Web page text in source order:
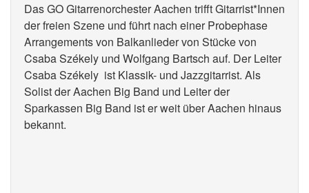
Das GO Gitarrenorchester Aachen trifft Gitarrist*Innen
der freien Szene und führt nach einer Probephase
Arrangements von Balkanlieder von Stücke von
Csaba Székely und Wolfgang Bartsch auf. Der Leiter
Csaba Székely ist Klassik- und Jazzgitarrist. Als
Solist der Aachen Big Band und Leiter der
Sparkassen Big Band ist er weit über Aachen hinaus
bekannt.